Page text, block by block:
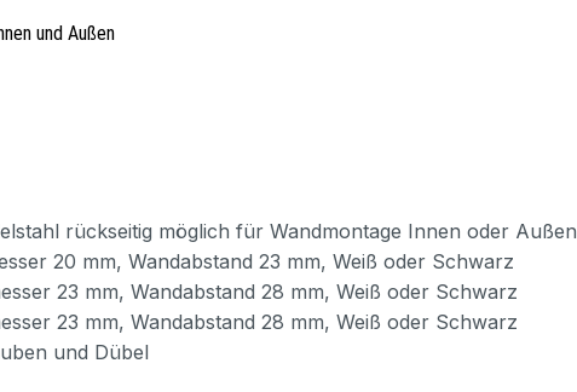
und Außen
rückseitig möglich für Wandmontage Innen oder Außen
20 mm, Wandabstand 23 mm, Weiß oder Schwarz
23 mm, Wandabstand 28 mm, Weiß oder Schwarz
23 mm, Wandabstand 28 mm, Weiß oder Schwarz
und Dübel